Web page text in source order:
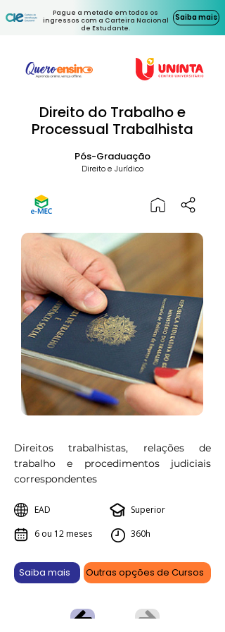
Pague a metade em todos os
ingressos com a Carteira Nacional
de Estudante.
Saiba mais
Direito do Trabalho e
Processual Trabalhista
Pós-Graduação
Direito e Jurídico
Direitos trabalhistas, relações de
trabalho e procedimentos judiciais
correspondentes
EAD
6 ou 12 meses
Superior
360h
Saiba mais Outras opções de Cursos